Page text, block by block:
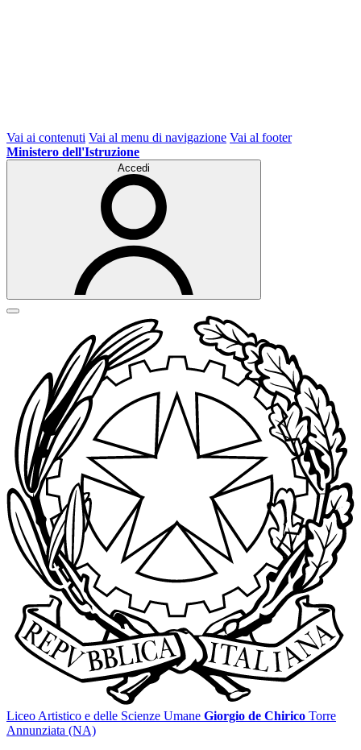
Vai ai contenuti Vai al menu di navigazione Vai al footer
Ministero dell'Istruzione
Accedi
Liceo Artistico e delle Scienze Umane Giorgio de Chirico Torre
Annunziata (NA)